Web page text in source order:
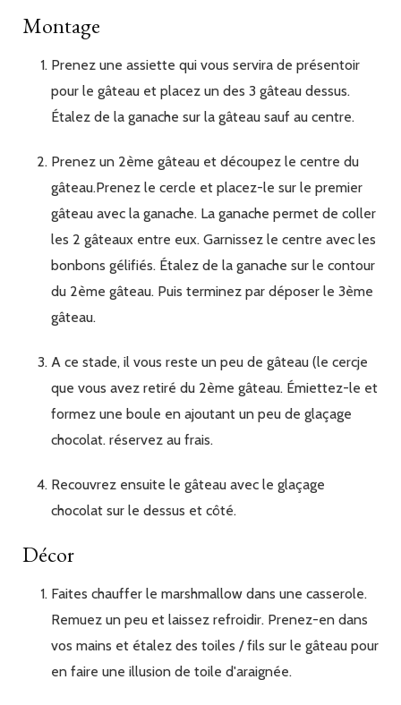
Montage
Prenez une assiette qui vous servira de présentoir
pour le gâteau et placez un des 3 gâteau dessus.
Étalez de la ganache sur la gâteau sauf au centre.
Prenez un 2ème gâteau et découpez le centre du
gâteau.Prenez le cercle et placez-le sur le premier
gâteau avec la ganache. La ganache permet de coller
les 2 gâteaux entre eux. Garnissez le centre avec les
bonbons gélifiés. Étalez de la ganache sur le contour
du 2ème gâteau. Puis terminez par déposer le 3ème
gâteau.
A ce stade, il vous reste un peu de gâteau (le cercje
que vous avez retiré du 2ème gâteau. Émiettez-le et
formez une boule en ajoutant un peu de glaçage
chocolat. réservez au frais.
Recouvrez ensuite le gâteau avec le glaçage
chocolat sur le dessus et côté.
Décor
Faites chauffer le marshmallow dans une casserole.
Remuez un peu et laissez refroidir. Prenez-en dans
vos mains et étalez des toiles / fils sur le gâteau pour
en faire une illusion de toile d'araignée.